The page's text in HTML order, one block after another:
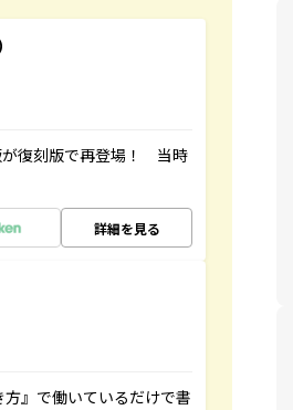
が復刻版で再登場！ 当時
詳細を見る
』で働いているだけで書